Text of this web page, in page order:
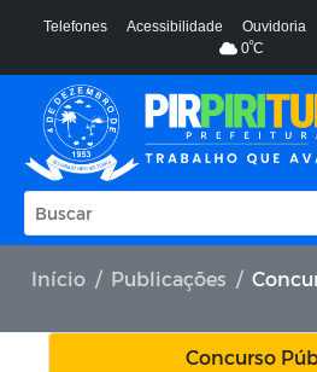
Telefones Acessibilidade Ouvidoria
0ºC
Início Publicações
Concurso